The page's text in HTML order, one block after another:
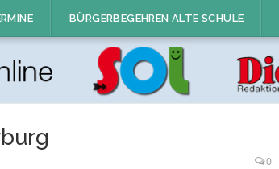
BÜRGERBEGEHREN ALTE SCHULE
0